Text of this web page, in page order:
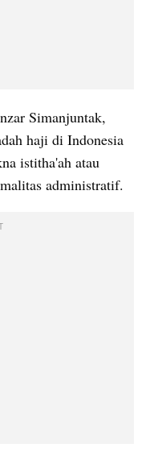
Simanjuntak,
haji di Indonesia
istitha'ah atau
administratif.